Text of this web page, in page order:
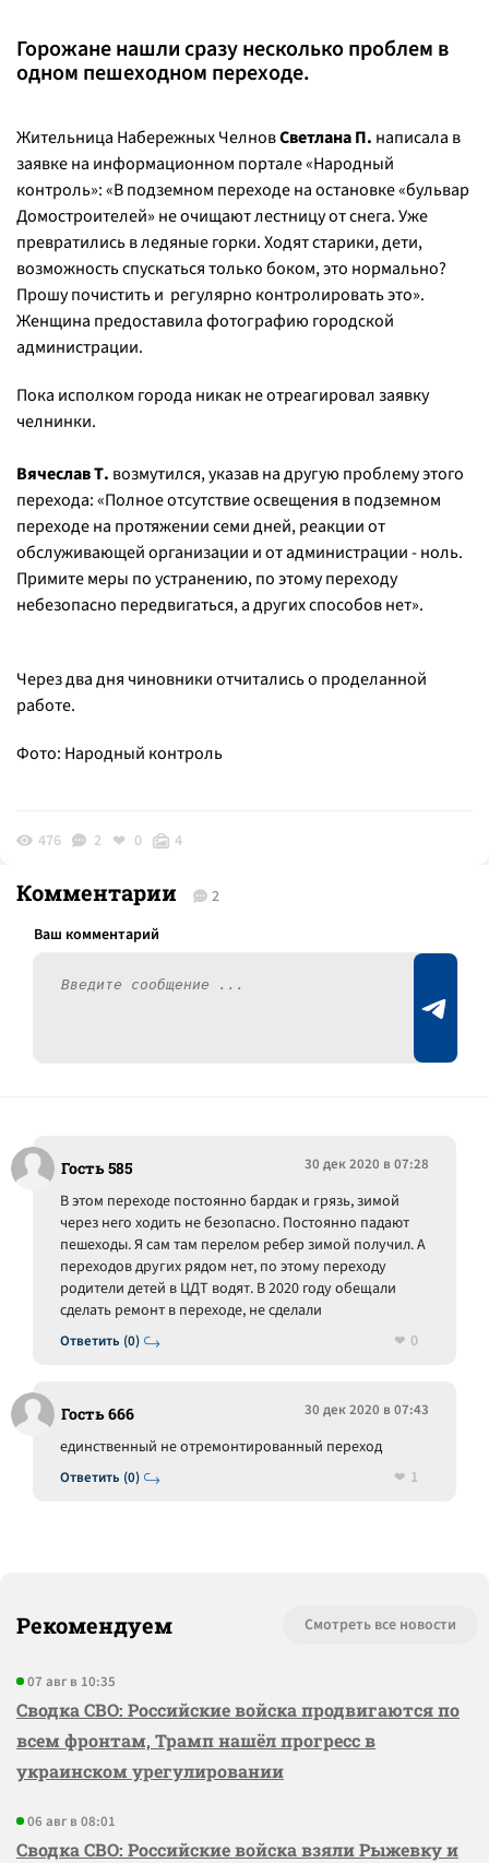
Горожане нашли сразу несколько проблем в
одном пешеходном переходе.
Жительница Набережных ЧелновСветлана П. написала в
заявке на информационном портале «Народный
контроль»: «В подземном переходе на остановке «бульвар
Домостроителей» не очищают лестницу от снега. Уже
превратились в ледяные горки. Ходят старики, дети,
возможность спускаться только боком, это нормально?
Прошу почистить и регулярно контролировать это».
Женщина предоставила фотографию городской
администрации.
Пока исполком города никак не отреагировал заявку
челнинки.
Вячеслав Т. возмутился, указав на другую проблему этого
перехода: «Полное отсутствие освещения в подземном
переходе на протяжении семи дней, реакции от
обслуживающей организации и от администрации - ноль.
Примите меры по устранению, по этому переходу
небезопасно передвигаться, а других способов нет».
Через два дня чиновники отчитались о проделанной
работе.
Фото: Народный контроль
476 2 0 4
Комментарии 2
Гость 585 30 дек 2020 в 07:28
Ответить (0)
В этом переходе постоянно бардак и грязь, зимой
через него ходить не безопасно. Постоянно падают
пешеходы. Я сам там перелом ребер зимой получил. А
переходов других рядом нет, по этому переходу
родители детей в ЦДТ водят. В 2020 году обещали
сделать ремонт в переходе, не сделали
0
Гость 666 30 дек 2020 в 07:43
Ответить (0)
единственный не отремонтированный переход
1
Рекомендуем Смотреть все новости
07 авг в 10:35
Сводка СВО: Российские войска продвигаются по
всем фронтам, Трамп нашёл прогресс в
украинском урегулировании
06 авг в 08:01
Сводка СВО: Российские войска взяли Рыжевку и